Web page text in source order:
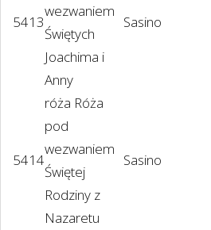
5413
wezwaniem
Świętych
Joachima i
Anny
Sasino
5414
róża Róża
pod
wezwaniem
Świętej
Rodziny z
Nazaretu
Sasino